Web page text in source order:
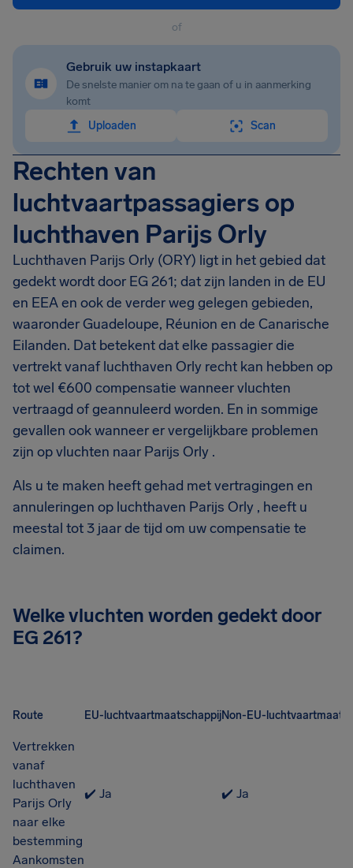
of
Gebruik uw instapkaart
De snelste manier om na te gaan of u in aanmerking
komt
Uploaden
Scan
Rechten van
luchtvaartpassagiers op
luchthaven Parijs Orly
Luchthaven Parijs Orly (ORY) ligt in het gebied dat
gedekt wordt door EG 261; dat zijn landen in de EU
en EEA en ook de verder weg gelegen gebieden,
waaronder Guadeloupe, Réunion en de Canarische
Eilanden. Dat betekent dat elke passagier die
vertrekt vanaf luchthaven Orly recht kan hebben op
tot wel €600 compensatie wanneer vluchten
vertraagd of geannuleerd worden. En in sommige
gevallen ook wanneer er vergelijkbare problemen
zijn op vluchten naar Parijs Orly .
Als u te maken heeft gehad met vertragingen en
annuleringen op luchthaven Parijs Orly , heeft u
meestal tot 3 jaar de tijd om uw compensatie te
claimen.
Welke vluchten worden gedekt door
EG 261?
Route EU-luchtvaartmaatschappijNon-EU-
Vertrekken
vanaf
luchthaven
Parijs Orly
naar elke
bestemming
✔️ Ja ✔️ Ja
Aankomsten